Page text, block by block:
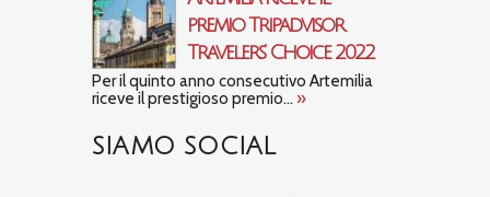
premio Tripadvisor
Travelers’ Choice 2022
Per il quinto anno consecutivo Artemilia
riceve il prestigioso premio... »
SIAMO SOCIAL